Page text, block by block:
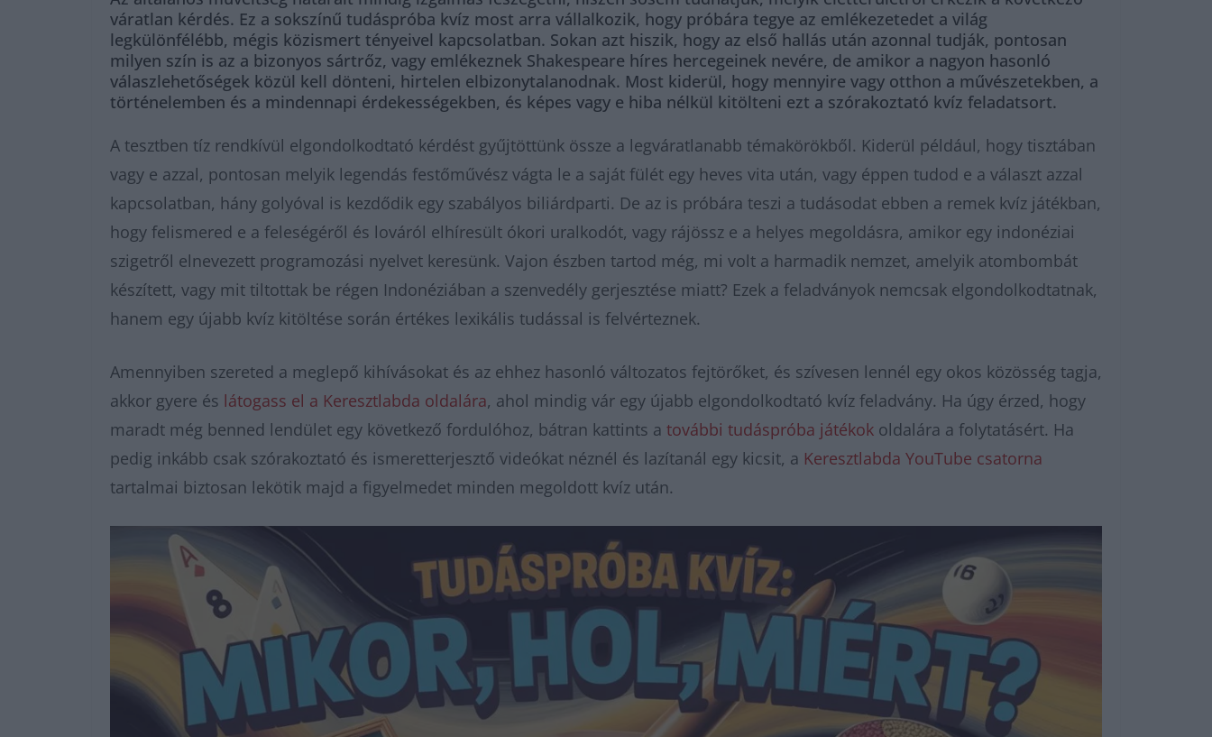
váratlan kérdés. Ez a sokszínű tudáspróba kvíz most arra vállalkozik, hogy próbára tegye az emlékezetedet a világ
legkülönfélébb, mégis közismert tényeivel kapcsolatban. Sokan azt hiszik, hogy az első hallás után azonnal tudják, pontosan
milyen szín is az a bizonyos sártrőz, vagy emlékeznek Shakespeare híres hercegeinek nevére, de amikor a nagyon hasonló
válaszlehetőségek közül kell dönteni, hirtelen elbizonytalanodnak. Most kiderül, hogy mennyire vagy otthon a művészetekben, a
történelemben és a mindennapi érdekességekben, és képes vagy e hiba nélkül kitölteni ezt a szórakoztató kvíz feladatsort.
A tesztben tíz rendkívül elgondolkodtató kérdést gyűjtöttünk össze a legváratlanabb témakörökből. Kiderül például, hogy tisztában
vagy e azzal, pontosan melyik legendás festőművész vágta le a saját fülét egy heves vita után, vagy éppen tudod e a választ azzal
kapcsolatban, hány golyóval is kezdődik egy szabályos biliárdparti. De az is próbára teszi a tudásodat ebben a remek kvíz játékban,
hogy felismered e a feleségéről és lováról elhíresült ókori uralkodót, vagy rájössz e a helyes megoldásra, amikor egy indonéziai
szigetről elnevezett programozási nyelvet keresünk. Vajon észben tartod még, mi volt a harmadik nemzet, amelyik atombombát
készített, vagy mit tiltottak be régen Indonéziában a szenvedély gerjesztése miatt? Ezek a feladványok nemcsak elgondolkodtatnak,
hanem egy újabb kvíz kitöltése során értékes lexikális tudással is felvérteznek.
Amennyiben szereted a meglepő kihívásokat és az ehhez hasonló változatos fejtörőket, és szívesen lennél egy okos közösség tagja,
akkor gyere és látogass el a Keresztlabda oldalára, ahol mindig vár egy újabb elgondolkodtató kvíz feladvány. Ha úgy érzed, hogy
maradt még benned lendület egy következő fordulóhoz, bátran kattints a további tudáspróba játékok oldalára a folytatásért. Ha
pedig inkább csak szórakoztató és ismeretterjesztő videókat néznél és lazítanál egy kicsit, a Keresztlabda YouTube csatorna
tartalmai biztosan lekötik majd a figyelmedet minden megoldott kvíz után.